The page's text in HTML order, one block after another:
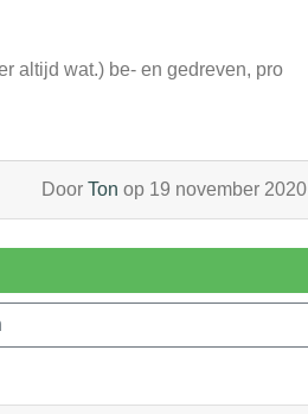
altijd wat.) be- en gedreven, pro
Door Ton op 19 november 2020